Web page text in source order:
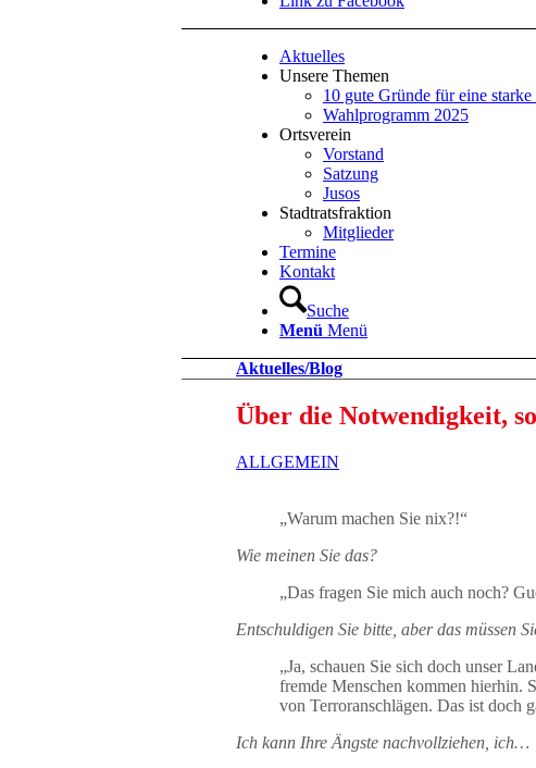
Aktuelles
Unsere Themen
10 gute Gründe für eine
Wahlprogramm 2025
Ortsverein
Vorstand
Satzung
Jusos
Stadtratsfraktion
Mitglieder
Termine
Kontakt
Suche
Menü Menü
Aktuelles/Blog
Über die Notwendigkeit,
ALLGEMEIN
„Warum machen Sie nix?!“
Wie meinen Sie das?
„Das fragen Sie mich auch noch?
Entschuldigen Sie bitte, aber das müssen
„Ja, schauen Sie sich doch unser
fremde Menschen kommen hierhin.
von Terroranschlägen. Das ist doch
Ich kann Ihre Ängste nachvollziehen, ich…